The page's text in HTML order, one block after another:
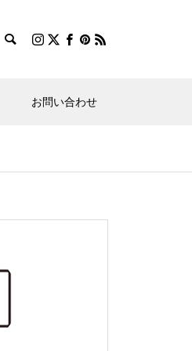
お問い合わせ